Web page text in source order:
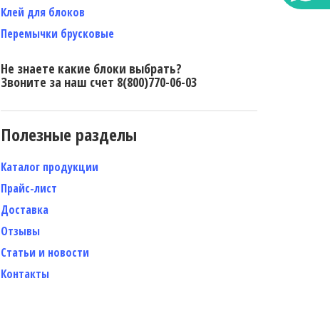
Клей для блоков
Перемычки брусковые
Не знаете какие блоки выбрать?
Звоните за наш счет 8(800)770-06-03
Полезные разделы
Каталог продукции
Прайс-лист
Доставка
Отзывы
Статьи и новости
Контакты